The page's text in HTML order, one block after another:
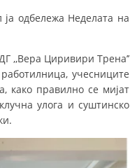
ПРАВО
одбележа Неделата на
,,Вера Циривири Трена’’
учесниците
како правилно се мијат
улога и суштинско